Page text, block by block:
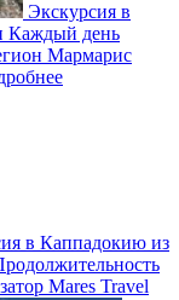
Экскурсия в
Каждый день
Мармарис
в Каппадокию из
Mares Travel